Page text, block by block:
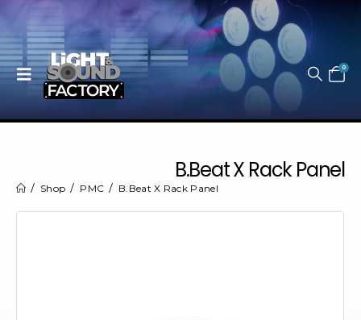
0
B.Beat X Rack Panel
Shop PMC B.Beat X Rack Panel